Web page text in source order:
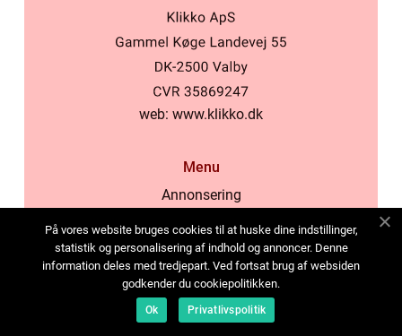
web: www.klikko.dk
Menu
Annonsering
Cookies
Kontakta oss
Sitemap
På vores website bruges cookies til at huske dine indstillinger,
statistik og personalisering af indhold og annoncer. Denne
information deles med tredjepart. Ved fortsat brug af websiden
godkender du cookiepolitikken.
Ok Privatlivspolitik